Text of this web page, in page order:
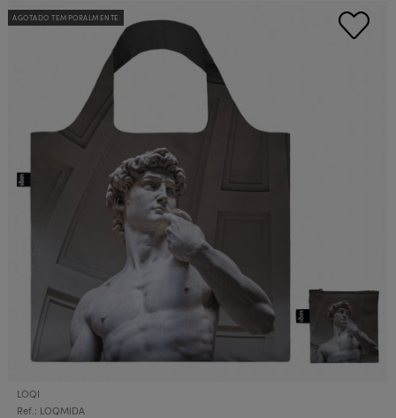
AGOTADO TEMPORALMENTE
LOQI
Ref.: LOQMIDA